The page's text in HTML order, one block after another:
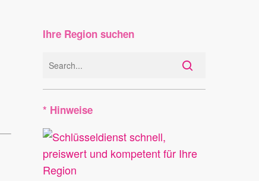
Ihre Region suchen
* Hinweise